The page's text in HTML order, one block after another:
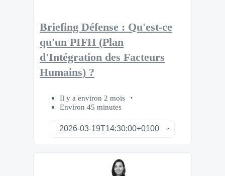
Briefing Défense : Qu'est-ce
qu'un PIFH (Plan
d'Intégration des Facteurs
Humains) ?
Il y a environ 2 mois
Environ 45 minutes